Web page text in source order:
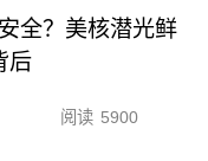
全？美核潜光鲜
后
阅读 5900